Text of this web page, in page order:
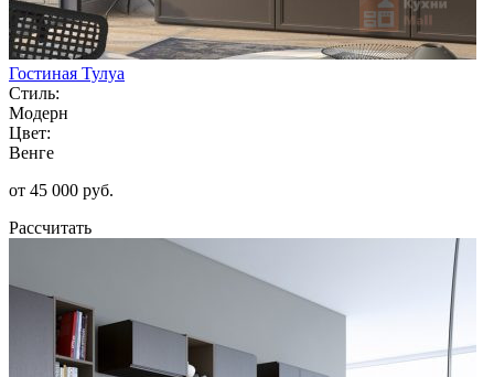
Гостиная Тулуа
Стиль:
Модерн
Цвет:
Венге
от 45 000 руб.
Рассчитать